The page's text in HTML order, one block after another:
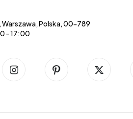
Warszawa, Polska, 00-789
- 17:00